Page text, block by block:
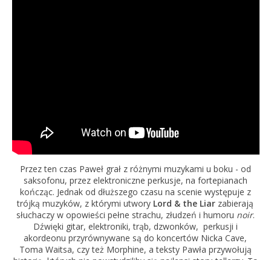
Przez ten czas Paweł grał z różnymi muzykami u boku - od
saksofonu, przez elektroniczne perkusje, na fortepianach
kończąc. Jednak od dłuższego czasu na scenie występuje z
trójką muzyków, z którymi utwory Lord & the Liar zabierają
słuchaczy w opowieści pełne strachu, złudzeń i humoru noir.
Dźwięki gitar, elektroniki, trąb, dzwonków, perkusji i
akordeonu przyrównywane są do koncertów Nicka Cave,
Toma Waitsa, czy też Morphine, a teksty Pawła przywołują